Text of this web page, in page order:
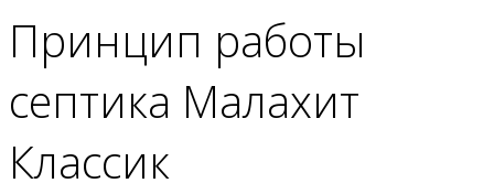
Принцип работы
септика Малахит
Классик